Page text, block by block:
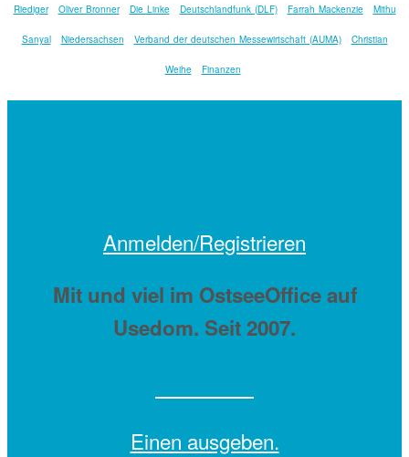
Riediger Oliver Bronner Die Linke Deutschlandfunk (DLF) Farrah Mackenzie Mithu
Sanyal Niedersachsen Verband der deutschen Messewirtschaft (AUMA) Christian
Weihe Finanzen
Anmelden/Registrieren
Mit und viel im OstseeOffice auf
Usedom. Seit 2007.
Einen ausgeben.